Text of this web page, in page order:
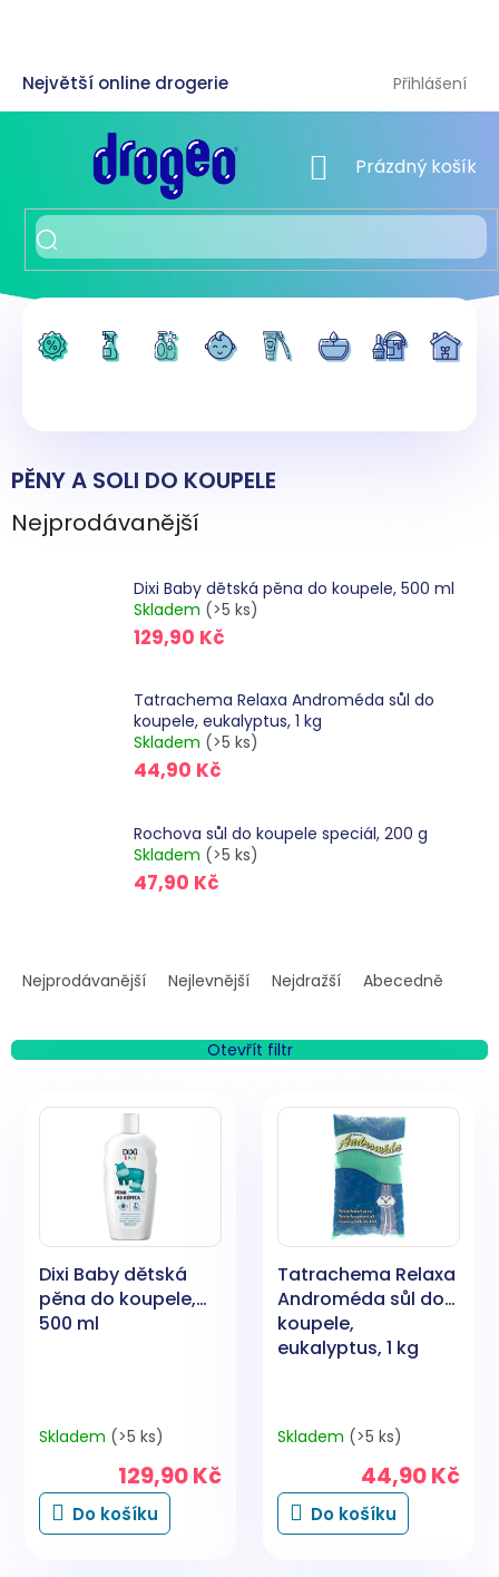
Přihlášení
NÁKUPNÍ KOŠÍK
Prázdný košík
PĚNY A SOLI DO KOUPELE
Nejprodávanější
Dixi Baby dětská pěna do koupele, 500 ml
Skladem (>5 ks)
129,90 Kč
Tatrachema Relaxa Androméda sůl do
koupele, eukalyptus, 1 kg
Skladem (>5 ks)
44,90 Kč
Rochova sůl do koupele speciál, 200 g
Skladem (>5 ks)
47,90 Kč
a
n
Nejprodávanější Nejlevnější Nejdražší Abecedně
Otevřít filtr
Dixi Baby dětská
pěna do koupele,
500 ml
Skladem (>5 ks)
129,90 Kč
Do košíku
Tatrachema Relaxa
Androméda sůl do
koupele,
eukalyptus, 1 kg
Skladem (>5 ks)
44,90 Kč
Do košíku